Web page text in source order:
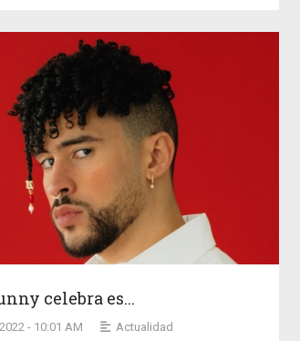
celebra es...
- 10:01 AM Actualidad